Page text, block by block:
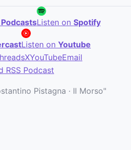
Listen on Spotify
Listen on Youtube
XYouTubeEmail
RSS Podcast
Pistagna · Il Morso"